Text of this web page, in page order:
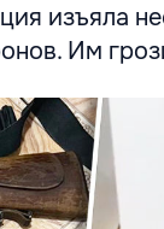
изъяла
Им